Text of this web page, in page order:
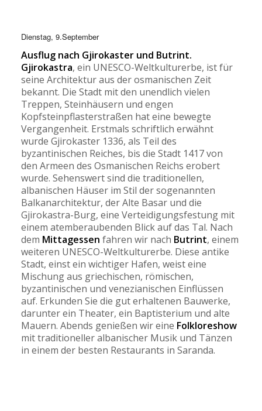
Dienstag, 9.September
Ausflug nach Gjirokaster und Butrint.
Gjirokastra, ein UNESCO-Weltkulturerbe, ist für
seine Architektur aus der osmanischen Zeit
bekannt. Die Stadt mit den unendlich vielen
Treppen, Steinhäusern und engen
Kopfsteinpflasterstraßen hat eine bewegte
Vergangenheit. Erstmals schriftlich erwähnt
wurde Gjirokaster 1336, als Teil des
byzantinischen Reiches, bis die Stadt 1417 von
den Armeen des Osmanischen Reichs erobert
wurde. Sehenswert sind die traditionellen,
albanischen Häuser im Stil der sogenannten
Balkanarchitektur, der Alte Basar und die
Gjirokastra-Burg, eine Verteidigungsfestung mit
einem atemberaubenden Blick auf das Tal. Nach
dem Mittagessen fahren wir nach Butrint, einem
weiteren UNESCO-Weltkulturerbe. Diese antike
Stadt, einst ein wichtiger Hafen, weist eine
Mischung aus griechischen, römischen,
byzantinischen und venezianischen Einflüssen
auf. Erkunden Sie die gut erhaltenen Bauwerke,
darunter ein Theater, ein Baptisterium und alte
Mauern. Abends genießen wir eine Folkloreshow
mit traditioneller albanischer Musik und Tänzen
in einem der besten Restaurants in Saranda.